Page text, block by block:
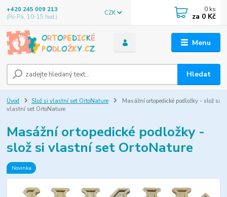
Menu
CZK
Hledat
+420 245 009 213
(Po-Pá, 10-15 hod.)
0 ks
za 0 Kč
Úvod Slož si vlastní set OrtoNature
Masážní ortopedické podložky - slož si
vlastní set OrtoNature
Masážní ortopedické podložky -
slož si vlastní set OrtoNature
Novinka